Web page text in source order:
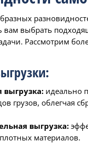
вам выбрать
Рассмотрим
выгрузка: идеально
грузов, облегчая
выгрузка:
материалов.